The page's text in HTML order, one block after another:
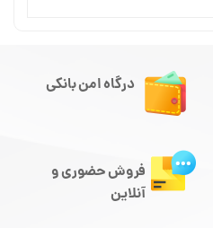
درگاه امن بانکی
فروش حضوری و
آنلاین